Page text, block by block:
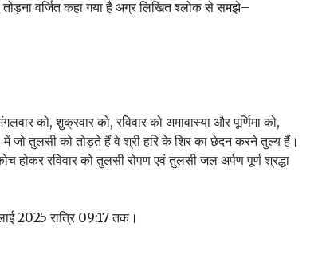
वर्जित कहा गया है अग्र लिखित श्लोक से समझे–
को, शुक्रवार को, रविवार को अमावास्या और पूर्णिमा को,
जो तुलसी को तोड़ते हैं वे श्री हरि के शिर का छेदन करने तुल्य हैं।
होकर रविवार को तुलसी रोपण एवं तुलसी जल अर्पण पूर्ण श्रद्धा
2025 रात्रि 09:17 तक।